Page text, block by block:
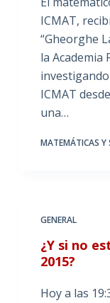
ICMAT,
“Gheorghe
la Academia
ICMAT
una…
MATEMÁTICAS Y
GENERAL
¿Y si no
2015?
Hoy a las